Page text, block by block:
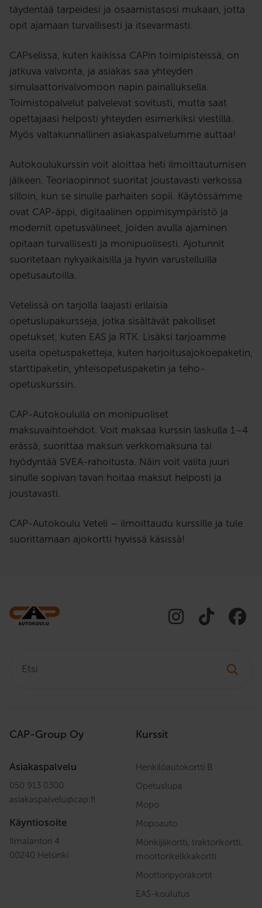
täydentää tarpeidesi ja osaamistasosi mukaan, jotta
opit ajamaan turvallisesti ja itsevarmasti.
CAPselissa, kuten kaikissa CAPin toimipisteissä, on
jatkuva valvonta, ja asiakas saa yhteyden
simulaattorivalvomoon napin painalluksella.
Toimistopalvelut palvelevat sovitusti, mutta saat
opettajaasi helposti yhteyden esimerkiksi viestillä.
Myös valtakunnallinen asiakaspalvelumme auttaa!
Autokoulukurssin voit aloittaa heti ilmoittautumisen
jälkeen. Teoriaopinnot suoritat joustavasti verkossa
silloin, kun se sinulle parhaiten sopii. Käytössämme
ovat CAP-äppi, digitaalinen oppimisympäristö ja
modernit opetusvälineet, joiden avulla ajaminen
opitaan turvallisesti ja monipuolisesti. Ajotunnit
suoritetaan nykyaikaisilla ja hyvin varustelluilla
opetusautoilla.
Vetelissä on tarjolla laajasti erilaisia
opetuslupakursseja, jotka sisältävät pakolliset
opetukset, kuten EAS ja RTK. Lisäksi tarjoamme
useita opetuspaketteja, kuten harjoitusajokoepaketin,
starttipaketin, yhteisopetuspaketin ja teho-
opetuskurssin.
CAP-Autokoululla on monipuoliset
maksuvaihtoehdot. Voit maksaa kurssin laskulla 1–4
erässä, suorittaa maksun verkkomaksuna tai
hyödyntää SVEA-rahoitusta. Näin voit valita juuri
sinulle sopivan tavan hoitaa maksut helposti ja
joustavasti.
CAP-Autokoulu Veteli – ilmoittaudu kurssille ja tule
suorittamaan ajokortti hyvissä käsissä!
CAP-Group Oy
Asiakaspalvelu
050 913 0300
asiakaspalvelu@cap.fi
Käyntiosoite
Ilmalantori 4
00240 Helsinki
Kurssit
Henkilöautokortti B
Opetuslupa
Mopo
Mopoauto
Mönkijäkortti, traktorikortti,
moottorikelkkakortti
Moottoripyöräkortit
EAS-koulutus